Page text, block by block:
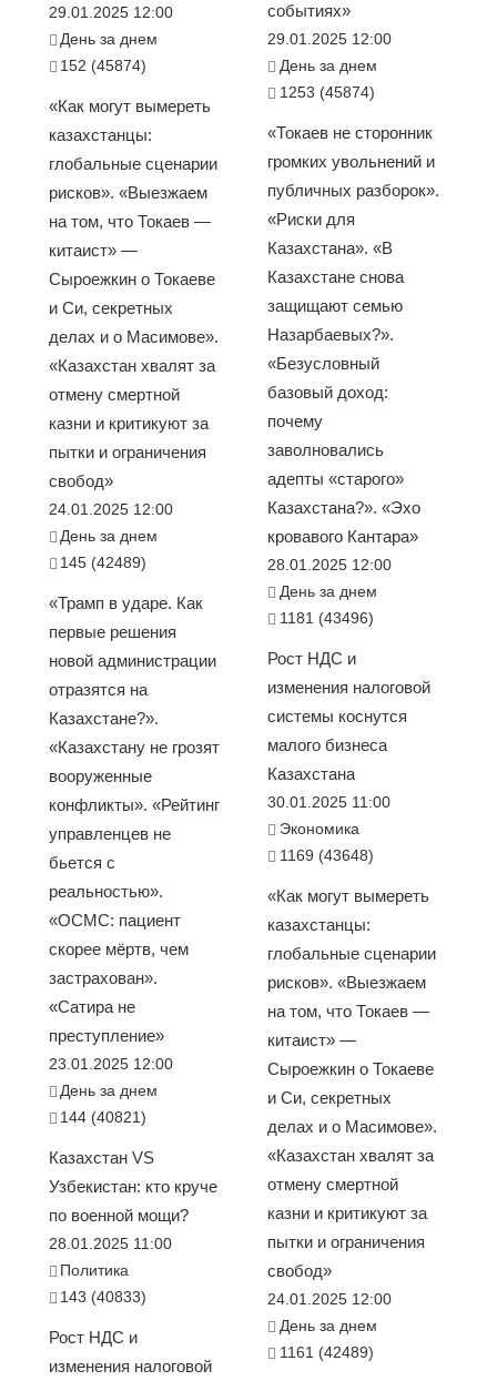
29.01.2025 12:00
День за днем
152 (45874)
«Как могут вымереть
казахстанцы:
глобальные сценарии
рисков». «Выезжаем
на том, что Токаев —
китаист» —
Сыроежкин о Токаеве
и Си, секретных
делах и о Масимове».
«Казахстан хвалят за
отмену смертной
казни и критикуют за
пытки и ограничения
свобод»
24.01.2025 12:00
День за днем
145 (42489)
«Трамп в ударе. Как
первые решения
новой администрации
отразятся на
Казахстане?».
«Казахстану не грозят
вооруженные
конфликты». «Рейтинг
управленцев не
бьется с
реальностью».
«ОСМС: пациент
скорее мёртв, чем
застрахован».
«Сатира не
преступление»
23.01.2025 12:00
День за днем
144 (40821)
Казахстан VS
Узбекистан: кто круче
по военной мощи?
28.01.2025 11:00
Политика
143 (40833)
Рост НДС и
изменения налоговой
событиях»
29.01.2025 12:00
День за днем
1253 (45874)
«Токаев не сторонник
громких увольнений и
публичных разборок».
«Риски для
Казахстана». «В
Казахстане снова
защищают семью
Назарбаевых?».
«Безусловный
базовый доход:
почему
заволновались
адепты «старого»
Казахстана?». «Эхо
кровавого Кантара»
28.01.2025 12:00
День за днем
1181 (43496)
Рост НДС и
изменения налоговой
системы коснутся
малого бизнеса
Казахстана
30.01.2025 11:00
Экономика
1169 (43648)
«Как могут вымереть
казахстанцы:
глобальные сценарии
рисков». «Выезжаем
на том, что Токаев —
китаист» —
Сыроежкин о Токаеве
и Си, секретных
делах и о Масимове».
«Казахстан хвалят за
отмену смертной
казни и критикуют за
пытки и ограничения
свобод»
24.01.2025 12:00
День за днем
1161 (42489)